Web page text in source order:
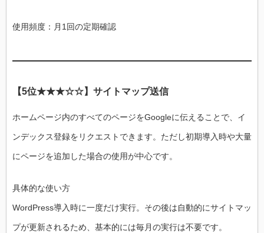
使用頻度：月1回の定期確認
【5位★★★☆☆】サイトマップ送信
ホームページ内のすべてのページをGoogleに伝えることで、イ
ンデックス登録をリクエストできます。ただし初期導入時や大量
にページを追加した場合の使用が中心です。
具体的な使い方
WordPress導入時に一度だけ実行。その後は自動的にサイトマッ
プが更新されるため、基本的には毎月の実行は不要です。